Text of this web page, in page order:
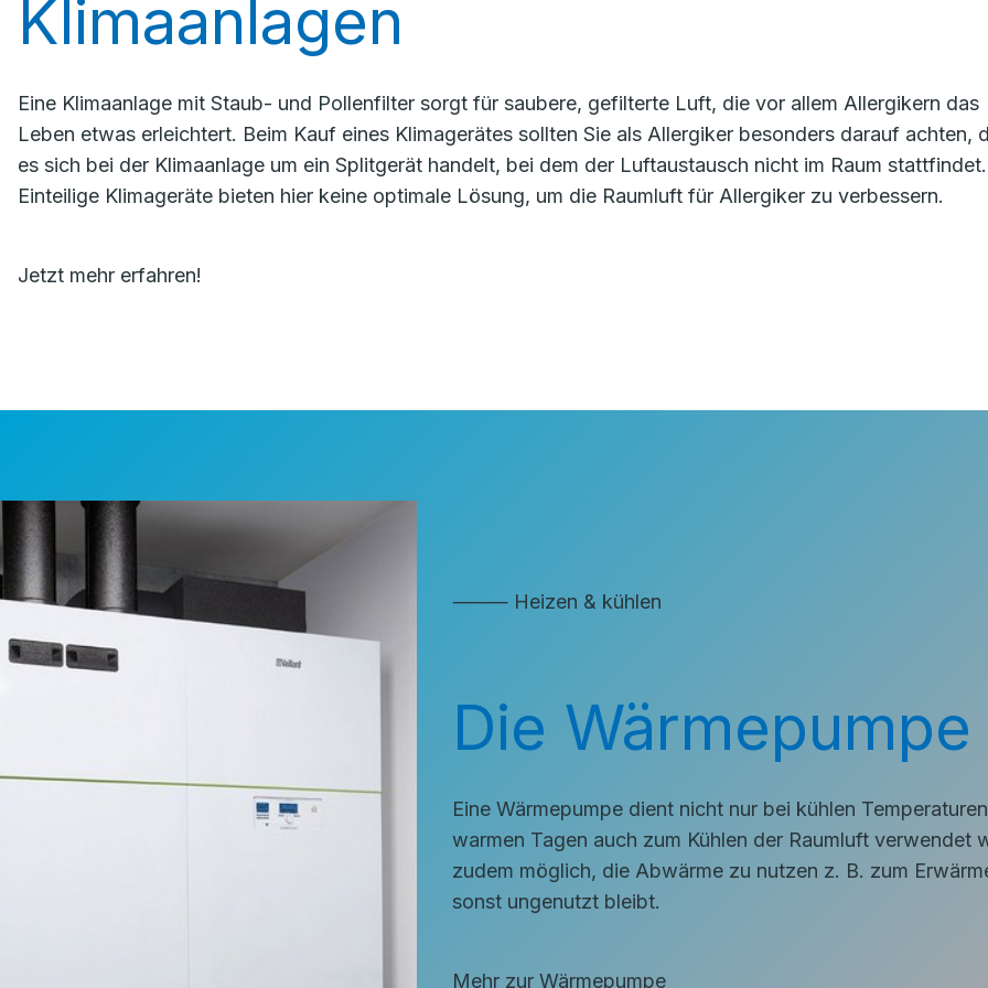
Klimaanlagen
Eine Klimaanlage mit Staub- und Pollenfilter sorgt für saubere, gefilterte Luft, die vor allem Allergikern das
Leben etwas erleichtert. Beim Kauf eines Klimagerätes sollten Sie als Allergiker besonders darauf achten,
es sich bei der Klimaanlage um ein Splitgerät handelt, bei dem der Luftaustausch nicht im Raum stattfindet.
Einteilige Klimageräte bieten hier keine optimale Lösung, um die Raumluft für Allergiker zu verbessern.
Jetzt mehr erfahren!
⸻ Heizen & kühlen
Die
Eine Wärmepumpe dient nicht nur bei kühlen
warmen Tagen auch zum Kühlen der Raumluft verwendet
zudem möglich, die Abwärme zu nutzen z. B. zum
sonst ungenutzt bleibt.
Mehr zur Wärmepumpe